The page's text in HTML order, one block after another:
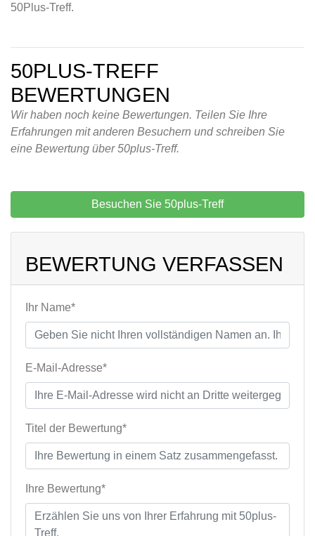
50Plus-Treff.
50PLUS-TREFF
BEWERTUNGEN
Wir haben noch keine Bewertungen. Teilen Sie Ihre
Erfahrungen mit anderen Besuchern und schreiben Sie
eine Bewertung über 50plus-Treff.
Besuchen Sie 50plus-Treff
BEWERTUNG VERFASSEN
Ihr Name*
E-Mail-Adresse*
Titel der Bewertung*
Ihre Bewertung*